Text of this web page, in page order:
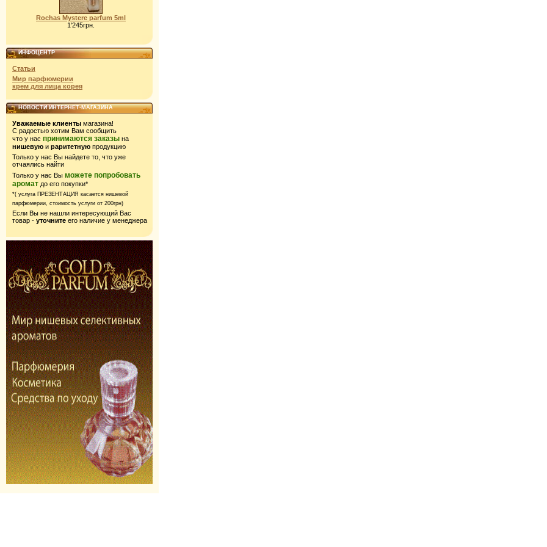
Rochas Mystere parfum 5ml
1'245грн.
ИНФОЦЕНТР
Статьи
Мир парфюмерии
крем для лица корея
НОВОСТИ ИНТЕРНЕТ-МАГАЗИНА
Уважаемые клиенты магазина!
С радостью хотим Вам сообщить
что у нас принимаются заказы на
нишевую и раритетную продукцию
Только у нас Вы найдете то, что уже
отчаялись найти
Только у нас Вы можете попробовать
аромат до его покупки*
*( услуга ПРЕЗЕНТАЦИЯ касается нишевой
парфюмерии, стоимость услуги от 200грн)
Если Вы не нашли интересующий Вас
товар - уточните его наличие у менеджера